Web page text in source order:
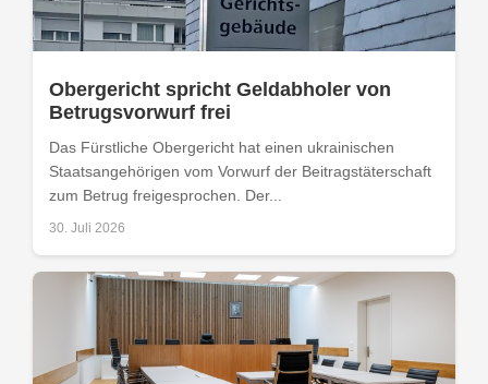
Obergericht spricht Geldabholer von
Betrugsvorwurf frei
Das Fürstliche Obergericht hat einen ukrainischen
Staatsangehörigen vom Vorwurf der Beitragstäterschaft
zum Betrug freigesprochen. Der...
30. Juli 2026